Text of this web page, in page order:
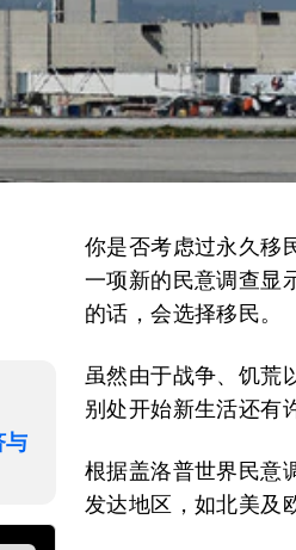
与
你是否考虑过永久移
一项新的民意调查
的话，会选择移民。
虽然由于战争、饥荒
别处开始新生活还有
根据盖洛普世界民意
发达地区，如北美及